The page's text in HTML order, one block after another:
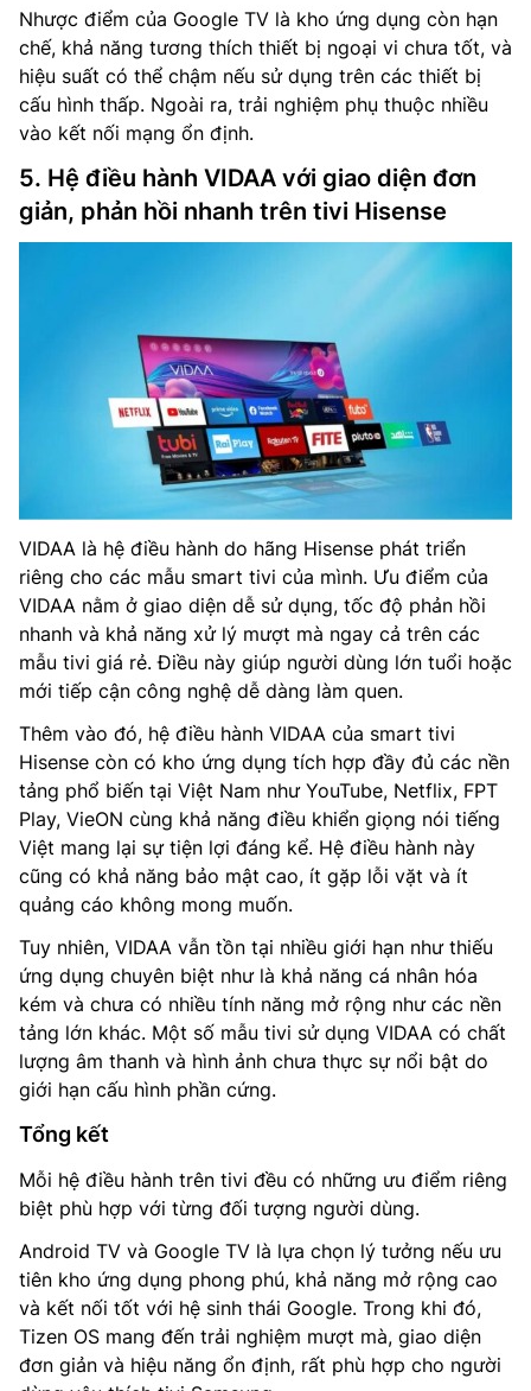
Nhược điểm của Google TV là kho ứng dụng còn hạn
chế, khả năng tương thích thiết bị ngoại vi chưa tốt, và
hiệu suất có thể chậm nếu sử dụng trên các thiết bị
cấu hình thấp. Ngoài ra, trải nghiệm phụ thuộc nhiều
vào kết nối mạng ổn định.
5. Hệ điều hành VIDAA với giao diện đơn
giản, phản hồi nhanh trên tivi Hisense
VIDAA là hệ điều hành do hãng Hisense phát triển
riêng cho các mẫu smart tivi của mình. Ưu điểm của
VIDAA nằm ở giao diện dễ sử dụng, tốc độ phản hồi
nhanh và khả năng xử lý mượt mà ngay cả trên các
mẫu tivi giá rẻ. Điều này giúp người dùng lớn tuổi hoặc
mới tiếp cận công nghệ dễ dàng làm quen.
Thêm vào đó, hệ điều hành VIDAA của smart tivi
Hisense còn có kho ứng dụng tích hợp đầy đủ các nền
tảng phổ biến tại Việt Nam như YouTube, Netflix, FPT
Play, VieON cùng khả năng điều khiển giọng nói tiếng
Việt mang lại sự tiện lợi đáng kể. Hệ điều hành này
cũng có khả năng bảo mật cao, ít gặp lỗi vặt và ít
quảng cáo không mong muốn.
Tuy nhiên, VIDAA vẫn tồn tại nhiều giới hạn như thiếu
ứng dụng chuyên biệt như là khả năng cá nhân hóa
kém và chưa có nhiều tính năng mở rộng như các nền
tảng lớn khác. Một số mẫu tivi sử dụng VIDAA có chất
lượng âm thanh và hình ảnh chưa thực sự nổi bật do
giới hạn cấu hình phần cứng.
Tổng kết
Mỗi hệ điều hành trên tivi đều có những ưu điểm riêng
biệt phù hợp với từng đối tượng người dùng.
Android TV và Google TV là lựa chọn lý tưởng nếu ưu
tiên kho ứng dụng phong phú, khả năng mở rộng cao
và kết nối tốt với hệ sinh thái Google. Trong khi đó,
Tizen OS mang đến trải nghiệm mượt mà, giao diện
đơn giản và hiệu năng ổn định, rất phù hợp cho người